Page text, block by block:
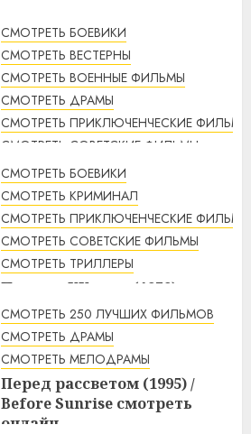
СМОТРЕТЬ БОЕВИКИ
СМОТРЕТЬ ВЕСТЕРНЫ
СМОТРЕТЬ ВОЕННЫЕ ФИЛЬМЫ
СМОТРЕТЬ ДРАМЫ
СМОТРЕТЬ ПРИКЛЮЧЕНЧЕСКИЕ ФИЛЬМЫ
СМОТРЕТЬ СОВЕТСКИЕ ФИЛЬМЫ
СМОТРЕТЬ ТРИЛЛЕРЫ
Свой среди чужих, чужой
среди своих (1974 г.)
смотреть онлайн
4:33 10.08.2026
СМОТРЕТЬ БОЕВИКИ
СМОТРЕТЬ КРИМИНАЛ
СМОТРЕТЬ ПРИКЛЮЧЕНЧЕСКИЕ ФИЛЬМЫ
СМОТРЕТЬ СОВЕТСКИЕ ФИЛЬМЫ
СМОТРЕТЬ ТРИЛЛЕРЫ
Пираты ХХ века (1979)
смотреть онлайн
3:23 10.08.2026
СМОТРЕТЬ 250 ЛУЧШИХ ФИЛЬМОВ
СМОТРЕТЬ ДРАМЫ
СМОТРЕТЬ МЕЛОДРАМЫ
Перед рассветом (1995) /
Before Sunrise смотреть
онлайн